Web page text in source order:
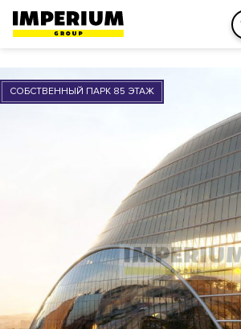
СОБСТВЕННЫЙ ПАРК 85 ЭТАЖ